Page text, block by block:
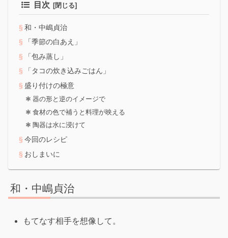
目次
和・中嶋貞治
「季節の白あえ」
「包み蒸し」
「タコの炊き込みごはん」
盛り付けの極意
器の形と逆のイメージで
食材の色で補うと料理が映える
陶器は水に浸けて
今回のレシピ
おしまいに
和・中嶋貞治
もてなす相手を想像して。